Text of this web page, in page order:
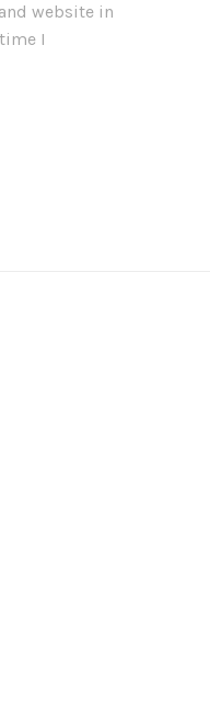
website in
I